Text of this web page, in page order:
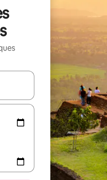
vers le haut et vers le